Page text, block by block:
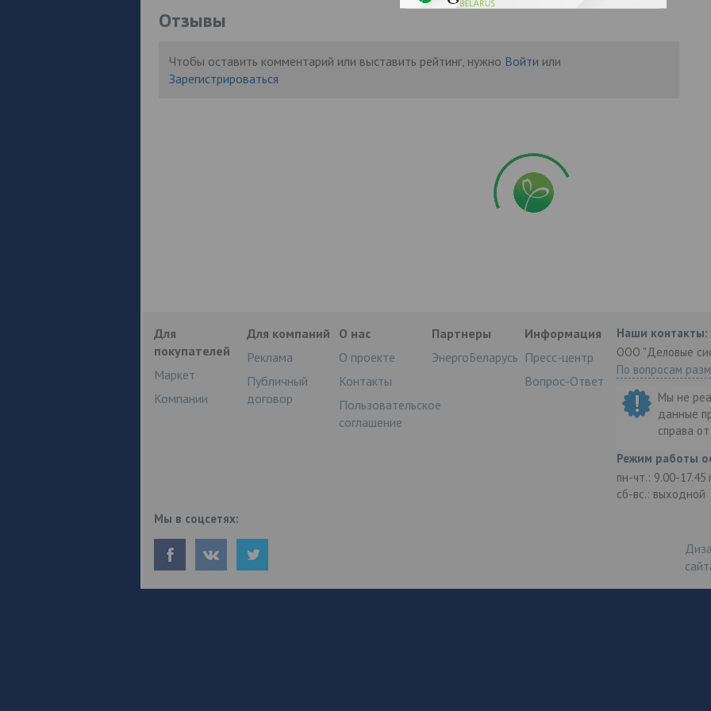
Отзывы
Чтобы оставить комментарий или выставить рейтинг, нужно Войти или
Зарегистрироваться
Для
покупателей
Маркет
Компании
Для компаний
Реклама
Публичный
договор
О нас
О проекте
Контакты
Пользовательское
соглашение
Партнеры
ЭнергоБеларусь
Информация
Пресс-центр
Вопрос-Ответ
Наши контакты:
ООО "Деловые
По вопросам
Мы не
данные
справа
Режим работы
пн-чт.: 9.00-17.45
сб-вс.: выходной
Мы в соцсетях: